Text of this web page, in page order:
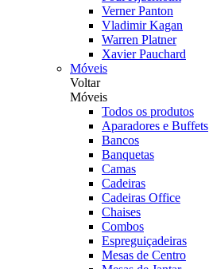
Verner Panton
Vladimir Kagan
Warren Platner
Xavier Pauchard
Móveis
Voltar
Móveis
Todos os produtos
Aparadores e Buffets
Bancos
Banquetas
Camas
Cadeiras
Cadeiras Office
Chaises
Combos
Espreguiçadeiras
Mesas de Centro